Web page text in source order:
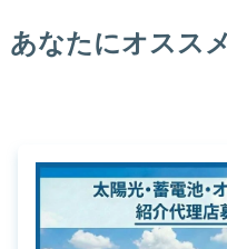
あなたにオスス